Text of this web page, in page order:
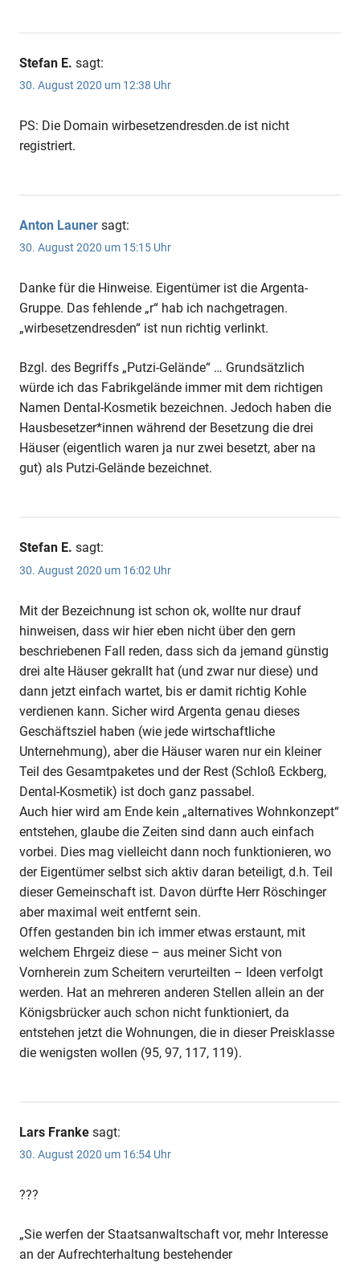
Stefan E. sagt:
30. August 2020 um 12:38 Uhr
PS: Die Domain wirbesetzendresden.de ist nicht
registriert.
Anton Launer sagt:
30. August 2020 um 15:15 Uhr
Danke für die Hinweise. Eigentümer ist die Argenta-
Gruppe. Das fehlende „r“ hab ich nachgetragen.
„wirbesetzendresden“ ist nun richtig verlinkt.
Bzgl. des Begriffs „Putzi-Gelände“ … Grundsätzlich
würde ich das Fabrikgelände immer mit dem richtigen
Namen Dental-Kosmetik bezeichnen. Jedoch haben die
Hausbesetzer*innen während der Besetzung die drei
Häuser (eigentlich waren ja nur zwei besetzt, aber na
gut) als Putzi-Gelände bezeichnet.
Stefan E. sagt:
30. August 2020 um 16:02 Uhr
Mit der Bezeichnung ist schon ok, wollte nur drauf
hinweisen, dass wir hier eben nicht über den gern
beschriebenen Fall reden, dass sich da jemand günstig
drei alte Häuser gekrallt hat (und zwar nur diese) und
dann jetzt einfach wartet, bis er damit richtig Kohle
verdienen kann. Sicher wird Argenta genau dieses
Geschäftsziel haben (wie jede wirtschaftliche
Unternehmung), aber die Häuser waren nur ein kleiner
Teil des Gesamtpaketes und der Rest (Schloß Eckberg,
Dental-Kosmetik) ist doch ganz passabel.
Auch hier wird am Ende kein „alternatives Wohnkonzept“
entstehen, glaube die Zeiten sind dann auch einfach
vorbei. Dies mag vielleicht dann noch funktionieren, wo
der Eigentümer selbst sich aktiv daran beteiligt, d.h. Teil
dieser Gemeinschaft ist. Davon dürfte Herr Röschinger
aber maximal weit entfernt sein.
Offen gestanden bin ich immer etwas erstaunt, mit
welchem Ehrgeiz diese – aus meiner Sicht von
Vornherein zum Scheitern verurteilten – Ideen verfolgt
werden. Hat an mehreren anderen Stellen allein an der
Königsbrücker auch schon nicht funktioniert, da
entstehen jetzt die Wohnungen, die in dieser Preisklasse
die wenigsten wollen (95, 97, 117, 119).
Lars Franke sagt:
30. August 2020 um 16:54 Uhr
???
„Sie werfen der Staatsanwaltschaft vor, mehr Interesse
an der Aufrechterhaltung bestehender